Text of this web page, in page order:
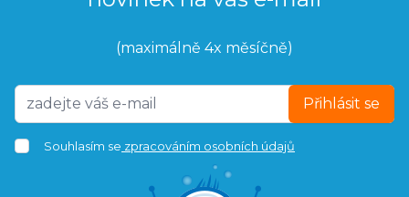
(maximálně 4x měsíčně)
Přihlásit se
Souhlasím se zpracováním osobních údajů